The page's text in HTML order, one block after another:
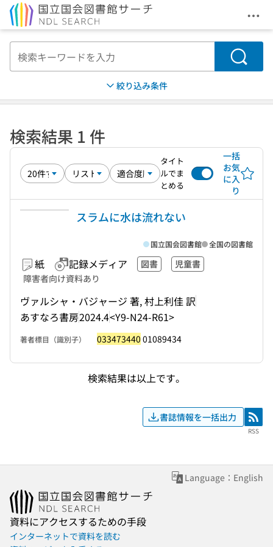
メ
検索
絞り込み条件
検索結果 1 件
タイト
ルでま
とめる
一括
お気
に入
り
スラムに水は流れない
紙 記録メディア 図書
児童書
障害者向け資料あり
ヴァルシャ・バジャージ 著, 村上利佳 訳
あすなろ書房2024.4<Y9-N24-R61>
国立国会図書館 全国の図書館
著者標目（識別子） 033473440 01089434
検索結果は以上です。
書誌情報を一括出力 RSS
RSS
Language：English
資料にアクセスするための手段
インターネットで資料を読む